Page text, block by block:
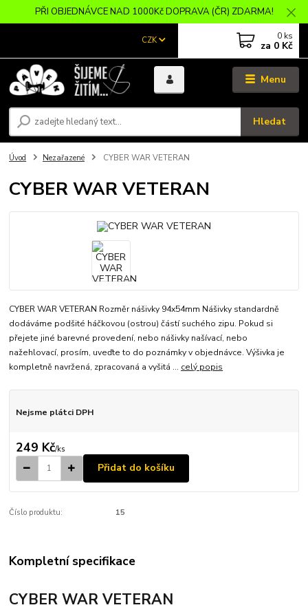
PŘI OBJEDNÁVCE NAD 1000Kč DOPRAVA (ČR) ZDARMA!
Menu
CZK
Hledat
0 ks
za 0 Kč
Úvod Nezařazené CYBER WAR VETERAN
CYBER WAR VETERAN
CYBER WAR VETERAN Rozměr nášivky 94x54mm Nášivky standardně
dodáváme podšité háčkovou (ostrou) částí suchého zipu. Pokud si
přejete jiné barevné provedení, nebo nášivky našívací, nebo
nažehlovací, prosím, uveďte to do poznámky v objednávce. Výšivka je
kompletně navržená, zpracovaná a vyšitá ... celý popis
Nejsme plátci DPH
249 Kč/ks
Přidat do košíku
Číslo produktu: 15
Kompletní specifikace
CYBER WAR VETERAN